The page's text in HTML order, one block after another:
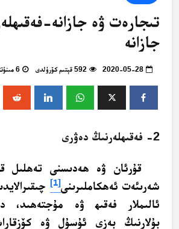
تىجارەت ۋە جازانە-
جازانە
2020-05-28 592 قېتىم كۆرۈلدى 6 مىنۇتتا ئوقۇپ بولالايسىز
2- فەقىھلەرنىڭ دەۋرى
قۇرئان ۋە ھەدىسنى تەھلىل
شەرىئەت ئەھكاملىرىنى[1]
ئالىملار فەقىھ ۋە مۇجتەھىد،
بۇلارنىڭ بەزى ئۇسۇل ۋە